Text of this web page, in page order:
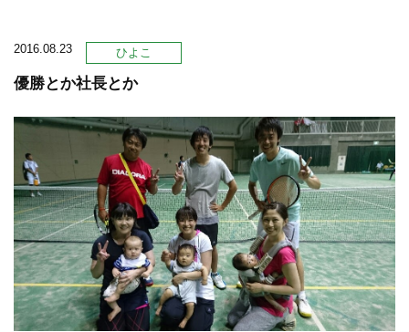
COMPANY
BUSINESS
WORKS
ACTION
RECRUIT
2016.08.23 ひよこ
優勝とか社長とか